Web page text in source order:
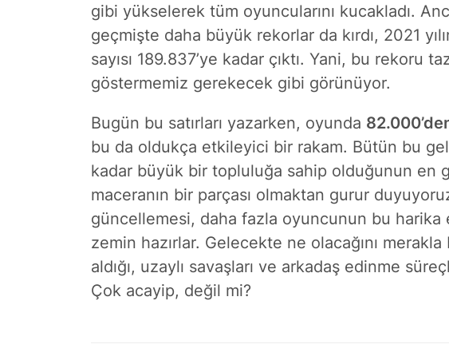
gibi yükselerek tüm oyuncularını kucakladı.
geçmişte daha büyük rekorlar da kırdı, 2021
sayısı 189.837’ye kadar çıktı. Yani, bu rekoru
göstermemiz gerekecek gibi görünüyor.
Bugün bu satırları yazarken, oyunda
bu da oldukça etkileyici bir rakam. Bütün bu
kadar büyük bir topluluğa sahip olduğunun en
maceranın bir parçası olmaktan gurur
güncellemesi, daha fazla oyuncunun bu harika
zemin hazırlar. Gelecekte ne olacağını
aldığı, uzaylı savaşları ve arkadaş edinme
Çok acayip, değil mi?